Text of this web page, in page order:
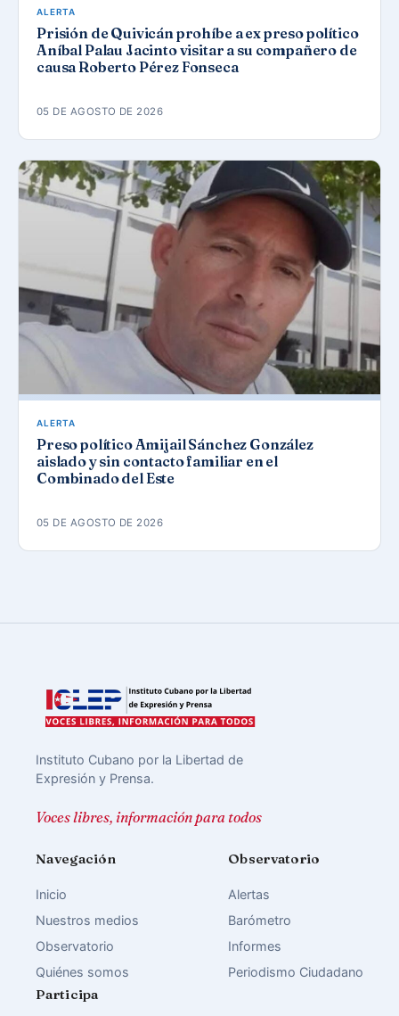
ALERTA
Prisión de Quivicán prohíbe a ex preso político
Aníbal Palau Jacinto visitar a su compañero de
causa Roberto Pérez Fonseca
05 DE AGOSTO DE 2026
ALERTA
Preso político Amijail Sánchez González
aislado y sin contacto familiar en el
Combinado del Este
05 DE AGOSTO DE 2026
Instituto Cubano por la Libertad de
Expresión y Prensa.
Voces libres, información para todos
Navegación
Inicio
Nuestros medios
Observatorio
Quiénes somos
Observatorio
Alertas
Barómetro
Informes
Periodismo Ciudadano
Participa